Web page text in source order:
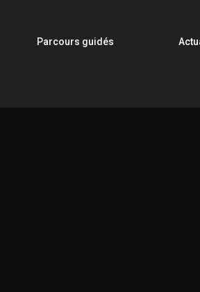
Parcours guidés